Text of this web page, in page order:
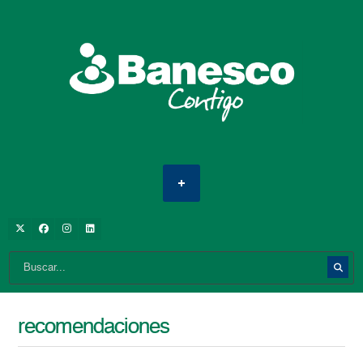
recomendaciones